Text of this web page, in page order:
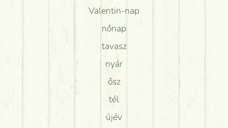
Valentin-nap
nőnap
tavasz
nyár
ősz
tél
újév